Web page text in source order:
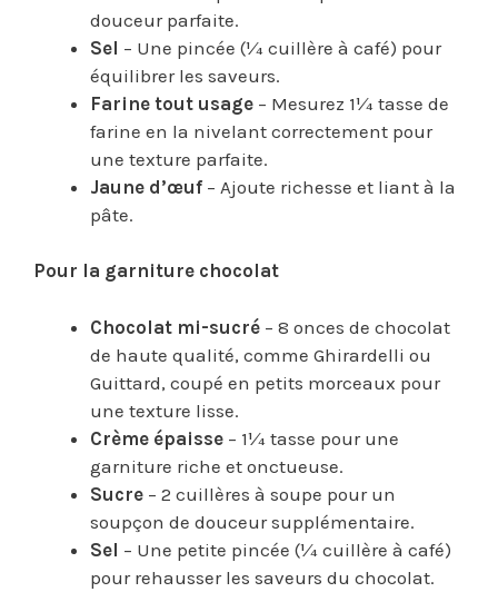
douceur parfaite.
Sel – Une pincée (¼ cuillère à café) pour
équilibrer les saveurs.
Farine tout usage – Mesurez 1¼ tasse de
farine en la nivelant correctement pour
une texture parfaite.
Jaune d’œuf – Ajoute richesse et liant à la
pâte.
Pour la garniture chocolat
Chocolat mi-sucré – 8 onces de chocolat
de haute qualité, comme Ghirardelli ou
Guittard, coupé en petits morceaux pour
une texture lisse.
Crème épaisse – 1¼ tasse pour une
garniture riche et onctueuse.
Sucre – 2 cuillères à soupe pour un
soupçon de douceur supplémentaire.
Sel – Une petite pincée (¼ cuillère à café)
pour rehausser les saveurs du chocolat.